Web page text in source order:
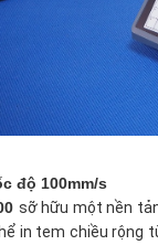
độ 100mm/s
sỡ hữu một nền
in tem chiều rộng